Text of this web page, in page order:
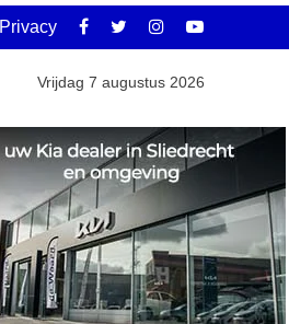
Privacy
Vrijdag 7 augustus 2026